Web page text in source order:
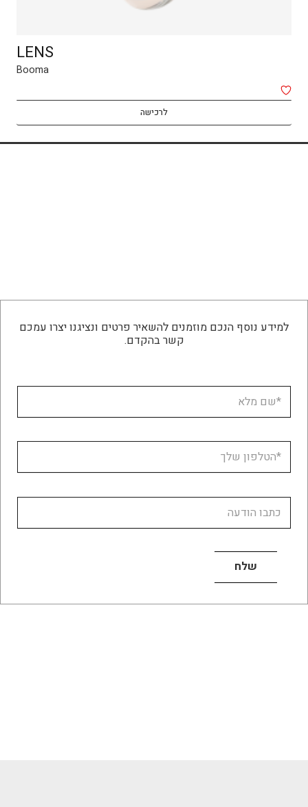
LENS
Booma
לרכישה
למידע נוסף הנכם מוזמנים להשאיר פרטים ונציגנו יצרו עמכם
קשר בהקדם.